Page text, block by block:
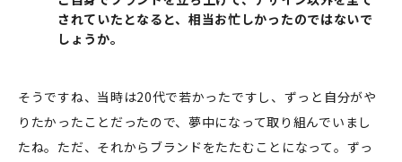
されていたとなると、相当お忙しかったのではないで
しょうか。
そうですね、当時は20代で若かったですし、ずっと自分がや
りたかったことだったので、夢中になって取り組んでいまし
たね。ただ、それからブランドをたたむことになって。ずっ